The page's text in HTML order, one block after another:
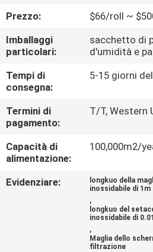
GIRO
DELLA
FABBRICA
CONTROLLO
DI
QUALITÀ
CONTATTACI
Prezzo:
$66/roll ~
Imballaggi
particolari:
sacchetto di
d'umidità e
Tempi di
consegna:
5-15 giorni
Termini di
pagamento:
T/T, Western
Capacità di
alimentazione:
100,000m2/
Evidenziare:
longkuo della
inossidabile di 1m
,
longkuo del
inossidabile di
,
Maglia dello
filtrazione